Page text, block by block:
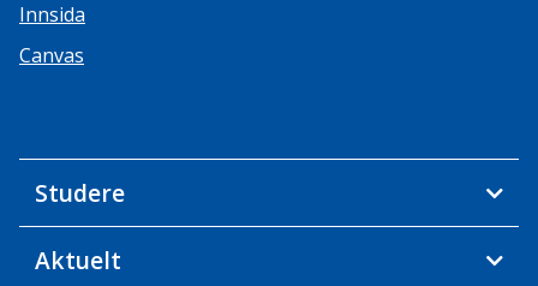
Innsida
Canvas
Studere
Aktuelt